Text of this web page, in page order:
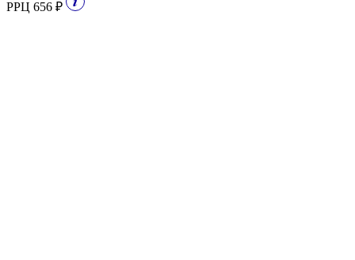
РРЦ 656 ₽